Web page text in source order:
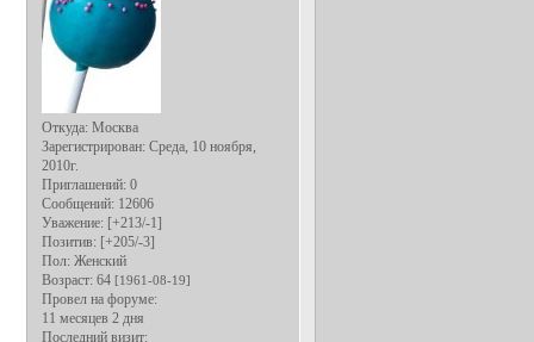
Откуда: Москва
Зарегистрирован: Среда, 10 ноября,
2010г.
Приглашений: 0
Сообщений: 12606
Уважение: [+213/-1]
Позитив: [+205/-3]
Пол: Женский
Возраст: 64 [1961-08-19]
Провел на форуме:
11 месяцев 2 дня
Последний визит: